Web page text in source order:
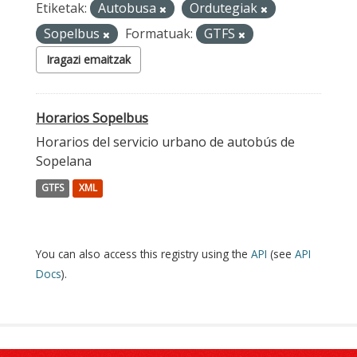
Etiketak: Autobusa
Ordutegiak
Sopelbus
Formatuak: GTFS
Iragazi emaitzak
Horarios Sopelbus
Horarios del servicio urbano de autobús de
Sopelana
GTFS XML
You can also access this registry using the API (see API
Docs).